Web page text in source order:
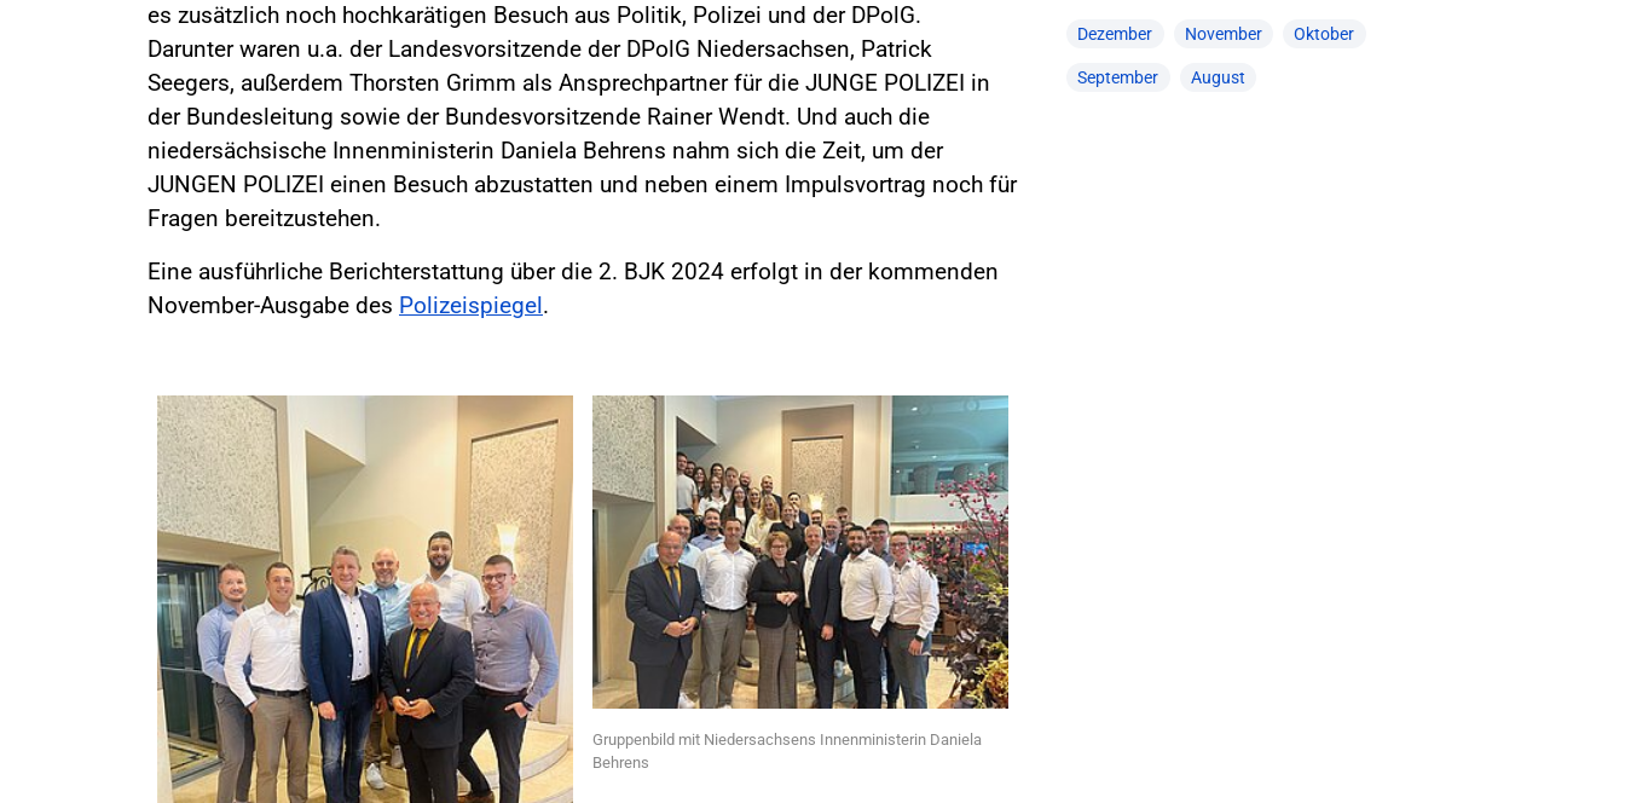
es zusätzlich noch hochkarätigen Besuch aus Politik, Polizei und der DPolG.
Darunter waren u.a. der Landesvorsitzende der DPolG Niedersachsen, Patrick
Seegers, außerdem Thorsten Grimm als Ansprechpartner für die JUNGE POLIZEI in
der Bundesleitung sowie der Bundesvorsitzende Rainer Wendt. Und auch die
niedersächsische Innenministerin Daniela Behrens nahm sich die Zeit, um der
JUNGEN POLIZEI einen Besuch abzustatten und neben einem Impulsvortrag noch für
Fragen bereitzustehen.
Eine ausführliche Berichterstattung über die 2. BJK 2024 erfolgt in der kommenden
November-Ausgabe des Polizeispiegel.
Gruppenbild mit Niedersachsens Innenministerin Daniela
Behrens
Dezember November Oktober
September August